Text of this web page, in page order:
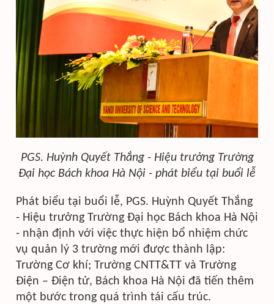
PGS. Huỳnh Quyết Thắng - Hiệu trưởng Trường
Đại học Bách khoa Hà Nội - phát biểu tại buổi lễ
Phát biểu tại buổi lễ, PGS. Huỳnh Quyết Thắng
- Hiệu trưởng Trường Đại học Bách khoa Hà Nội
- nhận định với việc thực hiện bổ nhiệm chức
vụ quản lý 3 trường mới được thành lập:
Trường Cơ khí; Trường CNTT&TT và Trường
Điện – Điện tử, Bách khoa Hà Nội đã tiến thêm
một bước trong quá trình tái cấu trúc.